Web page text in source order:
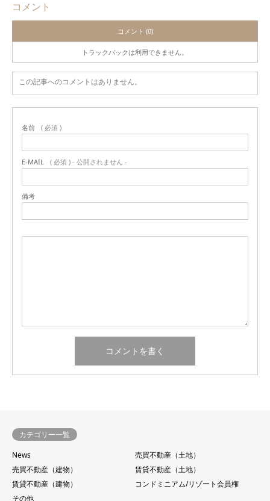
コメント
コメント (0)
トラックバックは利用できません。
この記事へのコメントはありません。
名前 ( 必須 )
E-MAIL ( 必須 ) - 公開されません -
備考
カテゴリー一覧
News
売買不動産（土地）
売買不動産（建物）
賃貸不動産（土地）
賃貸不動産（建物）
コンドミニアム/リゾート会員権
その他